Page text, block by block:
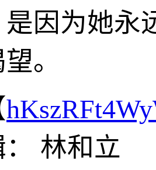
因为她永
。
林和立